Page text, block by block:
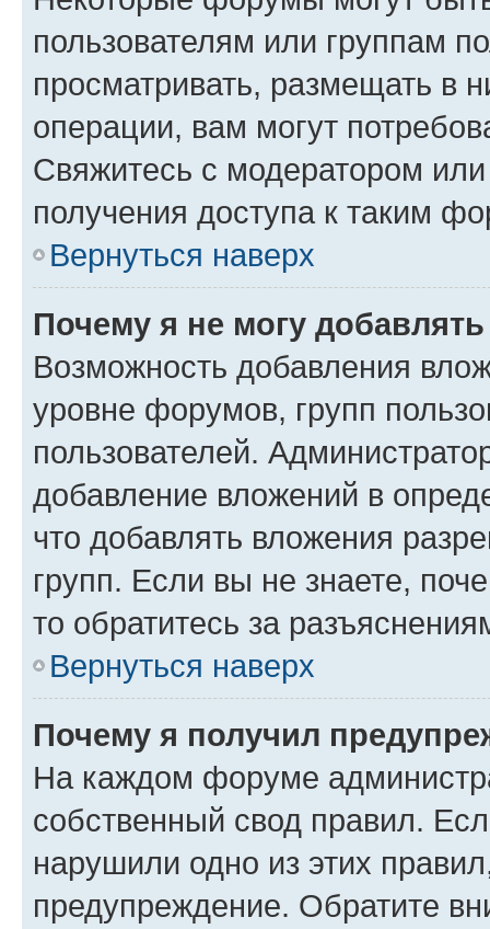
пользователям или группам
просматривать, размещать в
операции, вам могут
Свяжитесь с модератором
получения доступа к таким
Вернуться наверх
Почему я не могу
Возможность добавления
уровне форумов, групп
пользователей.
добавление вложений в
что добавлять вложения
групп. Если вы не знаете,
то обратитесь за
Вернуться наверх
Почему я получил
На каждом форуме
собственный свод правил.
нарушили одно из этих
предупреждение. Обратите